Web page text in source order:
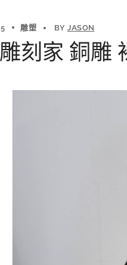
雕塑 BY JASON
刻家 銅雕